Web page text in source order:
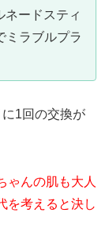
ードスティ
ミラブルプラ
1回の交換が
ゃんの肌も大人
を考えると決し